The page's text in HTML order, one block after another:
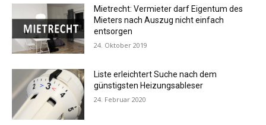
Mietrecht: Vermieter darf Eigentum des
Mieters nach Auszug nicht einfach
entsorgen
24. Oktober 2019
Liste erleichtert Suche nach dem
günstigsten Heizungsableser
24. Februar 2020